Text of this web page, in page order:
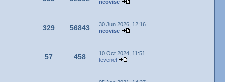
neovise
329 56843
30 Jun 2026, 12:16
neovise
57 458
10 Oct 2024, 11:51
tevenet